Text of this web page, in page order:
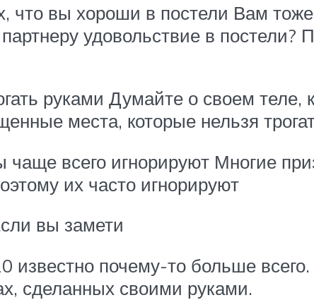
что вы хороши в постели Вам
удовольствие в постели?
руками Думайте о своем
места, которые нельзя
всего игнорируют Многие
их часто игнорируют
вы замети
известно почему-то больше
сделанных своими руками.